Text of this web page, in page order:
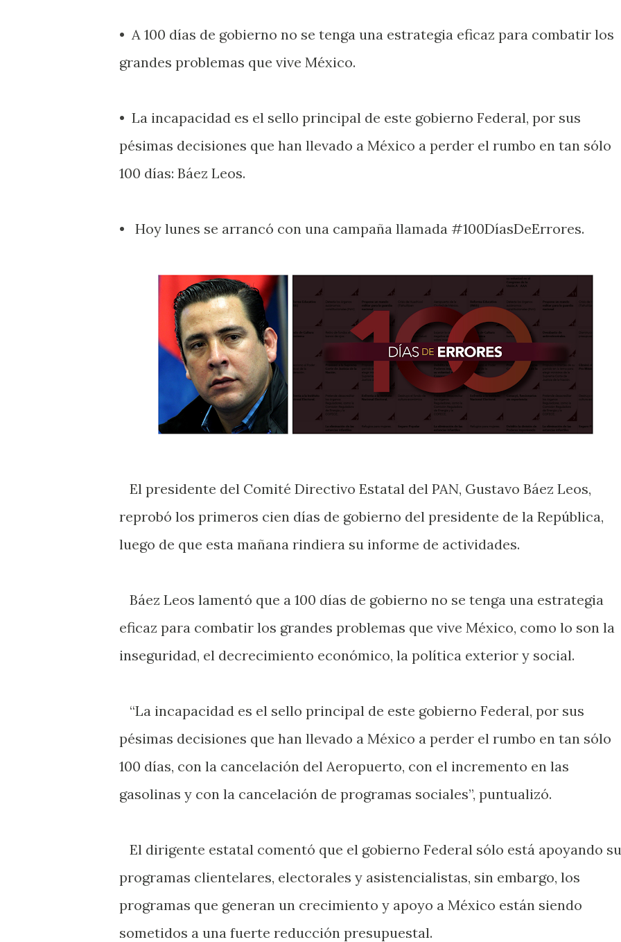
• A 100 días de gobierno no se tenga una estrategia eficaz para combatir los
grandes problemas que vive México.
• La incapacidad es el sello principal de este gobierno Federal, por sus
pésimas decisiones que han llevado a México a perder el rumbo en tan sólo
100 días: Báez Leos.
• Hoy lunes se arrancó con una campaña llamada #100DíasDeErrores.
El presidente del Comité Directivo Estatal del PAN, Gustavo Báez Leos,
reprobó los primeros cien días de gobierno del presidente de la República,
luego de que esta mañana rindiera su informe de actividades.
Báez Leos lamentó que a 100 días de gobierno no se tenga una estrategia
eficaz para combatir los grandes problemas que vive México, como lo son la
inseguridad, el decrecimiento económico, la política exterior y social.
“La incapacidad es el sello principal de este gobierno Federal, por sus
pésimas decisiones que han llevado a México a perder el rumbo en tan sólo
100 días, con la cancelación del Aeropuerto, con el incremento en las
gasolinas y con la cancelación de programas sociales”, puntualizó.
El dirigente estatal comentó que el gobierno Federal sólo está apoyando
programas clientelares, electorales y asistencialistas, sin embargo, los
programas que generan un crecimiento y apoyo a México están siendo
sometidos a una fuerte reducción presupuestal.